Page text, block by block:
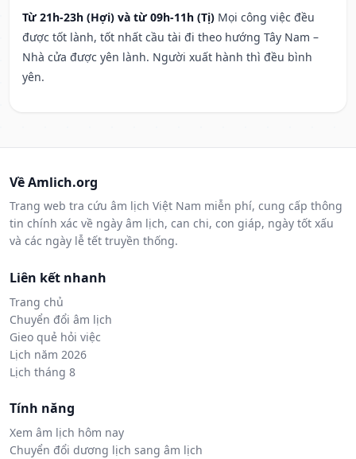
Từ 21h-23h (Hợi) và từ 09h-11h (Tị) Mọi công việc đều
được tốt lành, tốt nhất cầu tài đi theo hướng Tây Nam –
Nhà cửa được yên lành. Người xuất hành thì đều bình
yên.
Về Amlich.org
Trang web tra cứu âm lịch Việt Nam miễn phí, cung cấp thông
tin chính xác về ngày âm lịch, can chi, con giáp, ngày tốt xấu
và các ngày lễ tết truyền thống.
Liên kết nhanh
Trang chủ
Chuyển đổi âm lịch
Gieo quẻ hỏi việc
Lịch năm 2026
Lịch tháng 8
Tính năng
Xem âm lịch hôm nay
Chuyển đổi dương lịch sang âm lịch